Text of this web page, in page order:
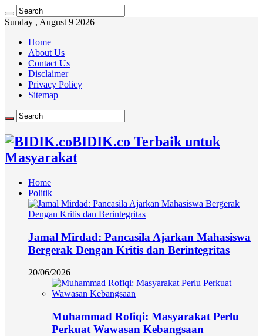
Sunday , August 9 2026
Home
About Us
Contact Us
Disclaimer
Privacy Policy
Sitemap
BIDIK.co Terbaik untuk
Masyarakat
Home
Politik
Jamal Mirdad: Pancasila Ajarkan Mahasiswa
Bergerak Dengan Kritis dan Berintegritas
20/06/2026
Muhammad Rofiqi: Masyarakat Perlu
Perkuat Wawasan Kebangsaan